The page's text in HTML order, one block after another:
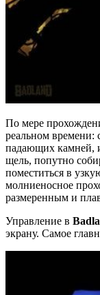
По мере
реальном времени:
падающих камней,
щель, попутно
поместиться в
молниеносное
размеренным и
Управление в
экрану. Самое